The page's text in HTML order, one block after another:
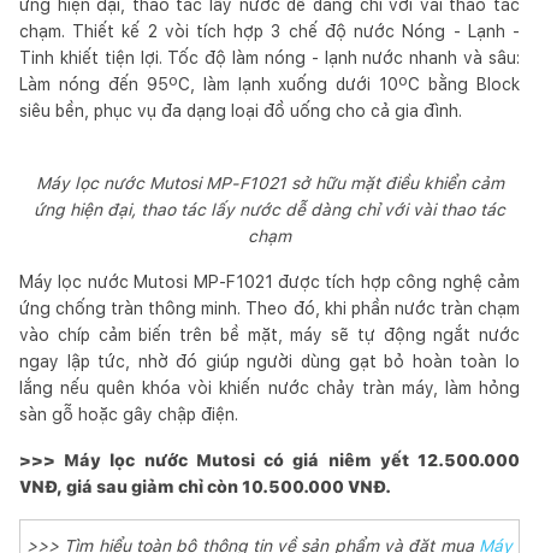
ứng hiện đại, thao tác lấy nước dễ dàng chỉ với vài thao tác
chạm. Thiết kế 2 vòi tích hợp 3 chế độ nước Nóng - Lạnh -
Tinh khiết tiện lợi. Tốc độ làm nóng - lạnh nước nhanh và sâu:
Làm nóng đến 95ºC, làm lạnh xuống dưới 10ºC bằng Block
siêu bền, phục vụ đa dạng loại đồ uống cho cả gia đình.
Máy lọc nước Mutosi MP-F1021 sở hữu mặt điều khiển cảm
ứng hiện đại, thao tác lấy nước dễ dàng chỉ với vài thao tác
chạm
Máy lọc nước Mutosi MP-F1021 được tích hợp công nghệ cảm
ứng chống tràn thông minh. Theo đó, khi phần nước tràn chạm
vào chíp cảm biến trên bề mặt, máy sẽ tự động ngắt nước
ngay lập tức, nhờ đó giúp người dùng gạt bỏ hoàn toàn lo
lắng nếu quên khóa vòi khiến nước chảy tràn máy, làm hỏng
sàn gỗ hoặc gây chập điện.
>>> Máy lọc nước Mutosi có giá niêm yết 12.500.000
VNĐ, giá sau giảm chỉ còn 10.500.000 VNĐ.
>>> Tìm hiểu toàn bộ thông tin về sản phẩm và đặt mua Máy